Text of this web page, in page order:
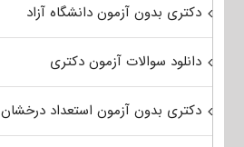
دکتری بدون آزمون دانشگاه آزاد
دانلود سوالات آزمون دکتری
دکتری بدون آزمون استعداد درخشان